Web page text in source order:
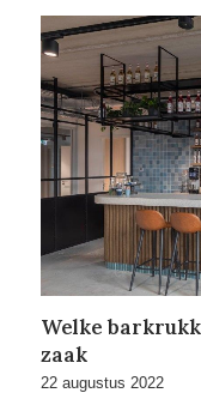
Welke
zaak
22 augustus 2022